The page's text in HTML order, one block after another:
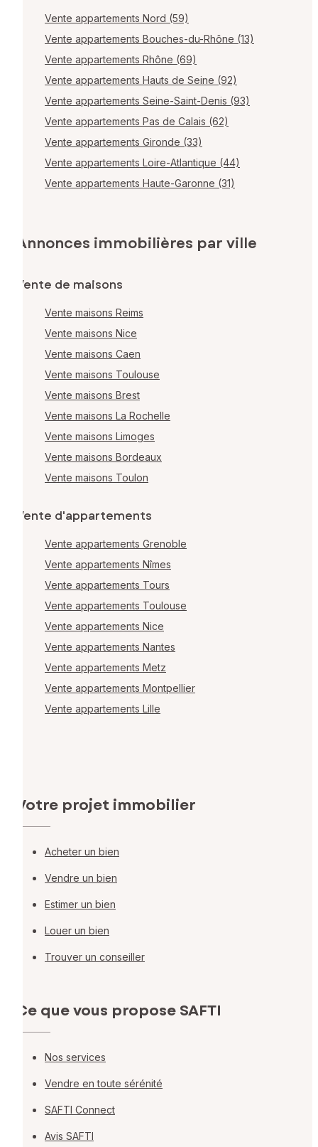
Vente appartements Nord (59)
Vente appartements Bouches-du-Rhône (13)
Vente appartements Rhône (69)
Vente appartements Hauts de Seine (92)
Vente appartements Seine-Saint-Denis (93)
Vente appartements Pas de Calais (62)
Vente appartements Gironde (33)
Vente appartements Loire-Atlantique (44)
Vente appartements Haute-Garonne (31)
Annonces immobilières par ville
Vente de maisons
Vente maisons Reims
Vente maisons Nice
Vente maisons Caen
Vente maisons Toulouse
Vente maisons Brest
Vente maisons La Rochelle
Vente maisons Limoges
Vente maisons Bordeaux
Vente maisons Toulon
Vente d'appartements
Vente appartements Grenoble
Vente appartements Nîmes
Vente appartements Tours
Vente appartements Toulouse
Vente appartements Nice
Vente appartements Nantes
Vente appartements Metz
Vente appartements Montpellier
Vente appartements Lille
Votre projet immobilier
Acheter un bien
Vendre un bien
Estimer un bien
Louer un bien
Trouver un conseiller
Ce que vous propose SAFTI
Nos services
Vendre en toute sérénité
SAFTI Connect
Avis SAFTI